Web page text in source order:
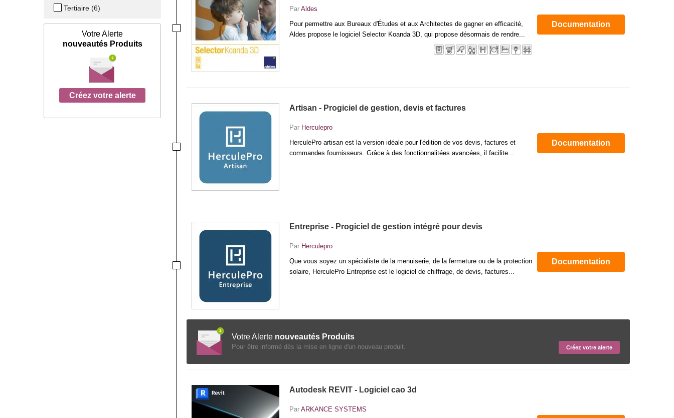
Tertiaire (6)
Votre Alerte
nouveautés Produits
Créez votre alerte
Documentation
Par Aldes
Pour permettre aux Bureaux d'Études et aux Architectes de gagner en efficacité,
Aldes propose le logiciel Selector Koanda 3D, qui propose désormais de rendre...
Documentation
Artisan - Progiciel de gestion, devis et factures
Par Herculepro
HerculePro artisan est la version idéale pour l'édition de vos devis, factures et
commandes fournisseurs. Grâce à des fonctionnalitées avancées, il facilite...
Documentation
Entreprise - Progiciel de gestion intégré pour devis
Par Herculepro
Que vous soyez un spécialiste de la menuiserie, de la fermeture ou de la protection
solaire, HerculePro Entreprise est le logiciel de chiffrage, de devis, factures...
Votre Alerte nouveautés Produits
Pour être informé dès la mise en ligne d'un nouveau produit. Créez votre alerte
Autodesk REVIT - Logiciel cao 3d
Par ARKANCE SYSTEMS